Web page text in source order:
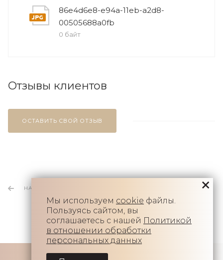
86e4d6e8-e94a-11eb-a2d8-
00505688a0fb
0 байт
Отзывы клиентов
ОСТАВИТЬ СВОЙ ОТЗЫВ
НАЗАД К СПИСКУ
Мы используем cookie файлы.
Пользуясь сайтом, вы
соглашаетесь с нашей Политикой
в отношении обработки
персональных данных